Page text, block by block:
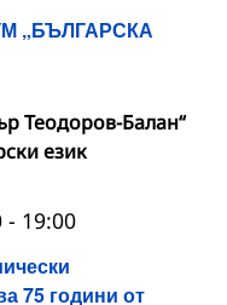
„БЪЛГАРСКА
Теодоров-Балан“
език
75 години от
- 19:00